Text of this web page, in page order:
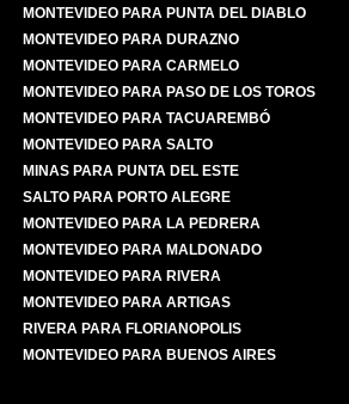
MONTEVIDEO PARA PUNTA DEL DIABLO
MONTEVIDEO PARA DURAZNO
MONTEVIDEO PARA CARMELO
MONTEVIDEO PARA PASO DE LOS TOROS
MONTEVIDEO PARA TACUAREMBÓ
MONTEVIDEO PARA SALTO
MINAS PARA PUNTA DEL ESTE
SALTO PARA PORTO ALEGRE
MONTEVIDEO PARA LA PEDRERA
MONTEVIDEO PARA MALDONADO
MONTEVIDEO PARA RIVERA
MONTEVIDEO PARA ARTIGAS
RIVERA PARA FLORIANOPOLIS
MONTEVIDEO PARA BUENOS AIRES